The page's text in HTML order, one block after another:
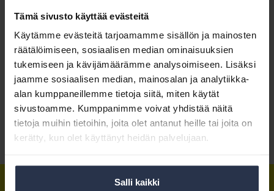
Tämä sivusto käyttää evästeitä
Käytämme evästeitä tarjoamamme sisällön ja mainosten
räätälöimiseen, sosiaalisen median ominaisuuksien
tukemiseen ja kävijämäärämme analysoimiseen. Lisäksi
jaamme sosiaalisen median, mainosalan ja analytiikka-
alan kumppaneillemme tietoja siitä, miten käytät
sivustoamme. Kumppanimme voivat yhdistää näitä
tietoja muihin tietoihin, joita olet antanut heille tai joita on
kerätty, kun olet käyttänyt heidän palvelujaan.
Salli kaikki
Tämä sisältö on suojattu salasanalla. Syötä salasana näyttääksesi
sisällön.
Salasana:
Koulutus
Jaa somessa